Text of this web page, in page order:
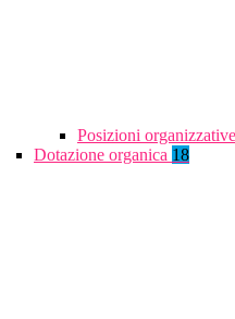
Posizioni organizzative
Dotazione organica 18